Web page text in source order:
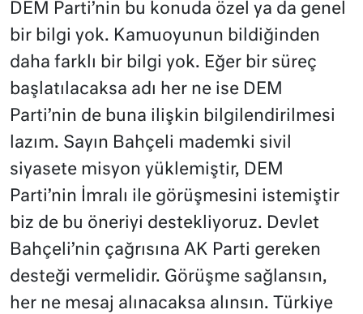
DEM Parti’nin bu konuda özel ya da genel
bir bilgi yok. Kamuoyunun bildiğinden
daha farklı bir bilgi yok. Eğer bir süreç
başlatılacaksa adı her ne ise DEM
Parti’nin de buna ilişkin bilgilendirilmesi
lazım. Sayın Bahçeli mademki sivil
siyasete misyon yüklemiştir, DEM
Parti’nin İmralı ile görüşmesini istemiştir
biz de bu öneriyi destekliyoruz. Devlet
Bahçeli’nin çağrısına AK Parti gereken
desteği vermelidir. Görüşme sağlansın,
her ne mesaj alınacaksa alınsın. Türkiye